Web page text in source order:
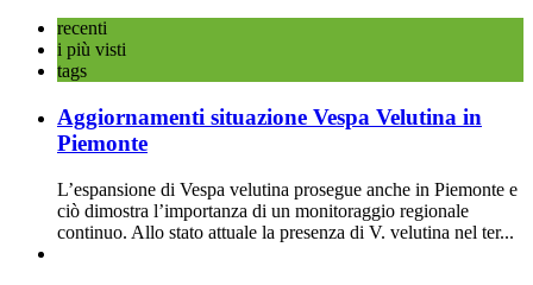
recenti
i più visti
tags
Aggiornamenti situazione Vespa Velutina in
Piemonte
L’espansione di Vespa velutina prosegue anche in Piemonte e
ciò dimostra l’importanza di un monitoraggio regionale
continuo. Allo stato attuale la presenza di V. velutina nel ter...